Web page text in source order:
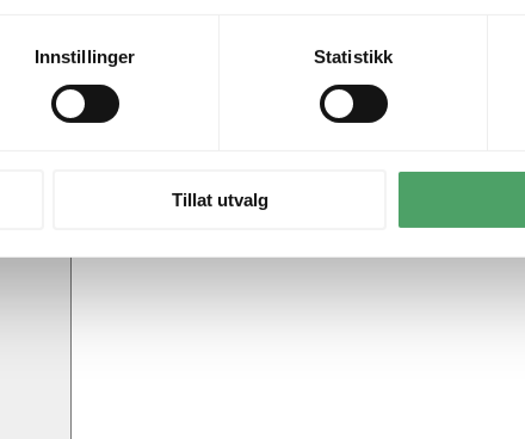
Innstillinger Statistikk
Tillat utvalg